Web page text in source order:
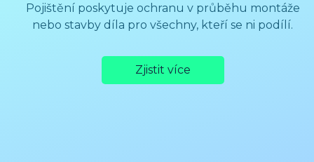
Pojištění poskytuje ochranu v průběhu montáže
nebo stavby díla pro všechny, kteří se ni podílí.
Zjistit více